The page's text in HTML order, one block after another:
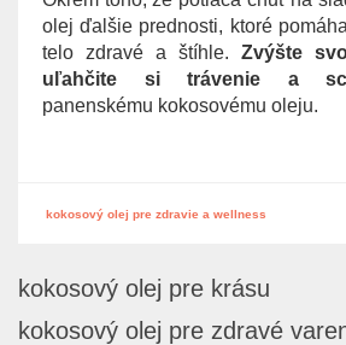
olej ďalšie prednosti, ktoré
telo zdravé a štíhle. Zvýšte
uľahčite si trávenie a
panenskému kokosovému oleju.
kokosový olej pre zdravie a wellness
kokosový olej pre krásu
kokosový olej pre zdravé